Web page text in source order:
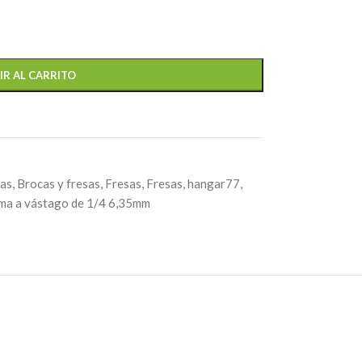
AL CARRITO
, Brocas y fresas, Fresas, Fresas,hangar77,
a vástago de 1/4 6,35mm